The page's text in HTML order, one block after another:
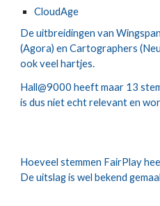
CloudAge
De uitbreidingen van
(Agora) en Cartographers
ook veel hartjes.
Hall@9000 heeft maar 13
is dus niet echt relevant en
Hoeveel stemmen FairPlay
De uitslag is wel bekend